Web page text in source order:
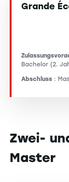
Grande
Bachelor (2.
Abschluss :
Zwei-
Master